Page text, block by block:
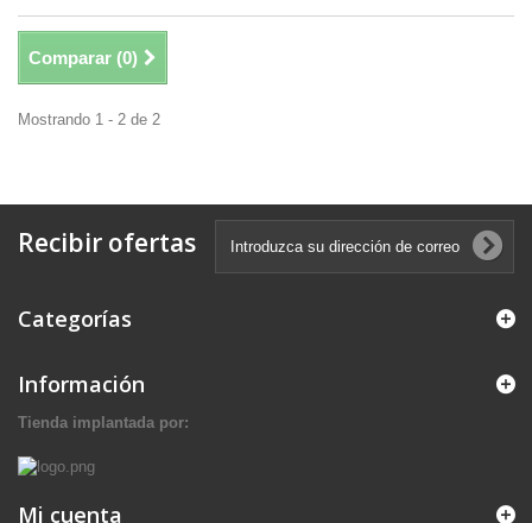
Comparar (0)
Mostrando 1 - 2 de 2
Recibir ofertas
Categorías
Información
Tienda implantada por:
Mi cuenta